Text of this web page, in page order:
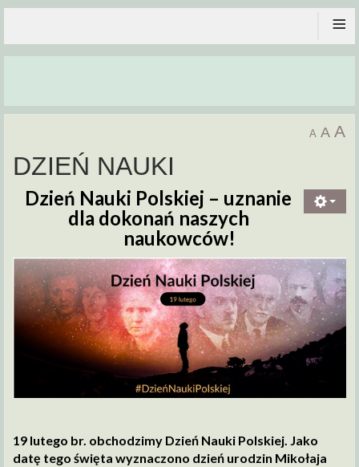
≡
A A A
DZIEŃ NAUKI
Dzień Nauki Polskiej – uznanie
dla dokonań naszych
naukowców!
19 lutego br. obchodzimy Dzień Nauki Polskiej. Jako
datę tego święta wyznaczono dzień urodzin Mikołaja